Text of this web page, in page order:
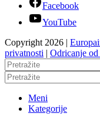
Facebook
YouTube
Copyright 2026 |
privatnosti | Odricanje
Meni
Kategorije